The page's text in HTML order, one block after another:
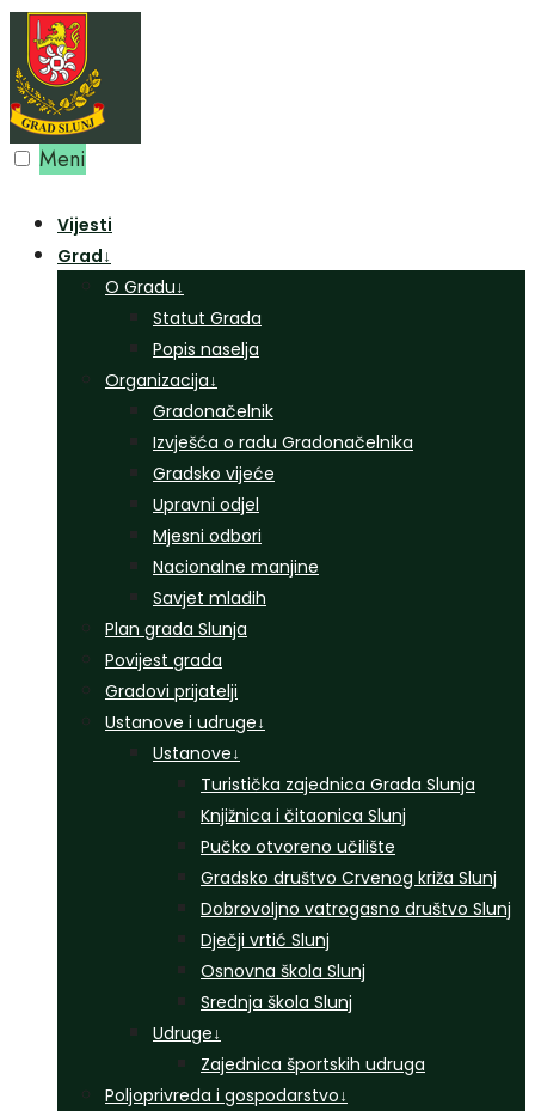
Preskoči
na
sadržaj
Meni
Vijesti
Grad↓
O Gradu↓
Statut Grada
Popis naselja
Organizacija↓
Gradonačelnik
Izvješća o radu Gradonačelnika
Gradsko vijeće
Upravni odjel
Mjesni odbori
Nacionalne manjine
Savjet mladih
Plan grada Slunja
Povijest grada
Gradovi prijatelji
Ustanove i udruge↓
Ustanove↓
Turistička zajednica Grada Slunja
Knjižnica i čitaonica Slunj
Pučko otvoreno učilište
Gradsko društvo Crvenog križa Slunj
Dobrovoljno vatrogasno društvo Slunj
Dječji vrtić Slunj
Osnovna škola Slunj
Srednja škola Slunj
Udruge↓
Zajednica športskih udruga
Poljoprivreda i gospodarstvo↓